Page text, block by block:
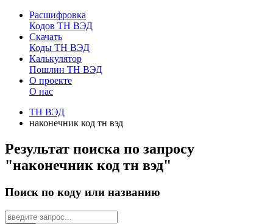
Расшифровка
Кодов ТН ВЭД
Скачать
Коды ТН ВЭД
Калькулятор
Пошлин ТН ВЭД
О проекте
О нас
ТН ВЭД
наконечник код тн вэд
Результат поиска по запросу
"наконечник код тн вэд"
Поиск по коду или названию